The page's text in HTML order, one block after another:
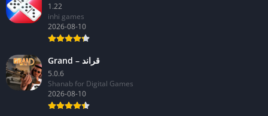
1.22
inhi games
2026-08-10
Grand – قراند
5.0.6
Shanab for Digital Games
2026-08-10